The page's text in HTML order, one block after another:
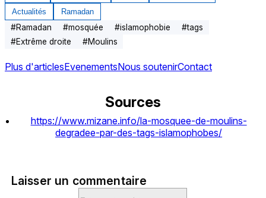
Actualités
Ramadan
#Ramadan #mosquée #islamophobie #tags
#Extrême droite #Moulins
Plus d'articlesEvenementsNous soutenirContact
Sources
https://www.mizane.info/la-mosquee-de-moulins-
degradee-par-des-tags-islamophobes/
Laisser un commentaire